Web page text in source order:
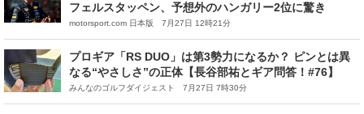
フェルスタッペン、予想外のハンガリー2位に驚き
motorsport.com 日本版 7月27日 12時21分
プロギア「RS DUO」は第3勢力になるか？ ピンとは異
なる“やさしさ”の正体【長谷部祐とギア問答！#76】
みんなのゴルフダイジェスト 7月27日 7時30分